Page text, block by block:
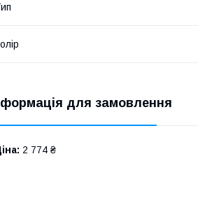
для замовлення
2 774 ₴